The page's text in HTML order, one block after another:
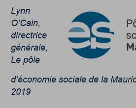
Lynn
O’Cain,
directrice
générale,
Le pôle
d’économie sociale de la
2019